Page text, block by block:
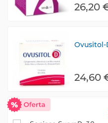
26,20
Ovusitol-
24,60